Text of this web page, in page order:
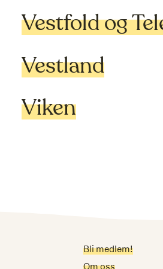
Vestfold og
Vestland
Viken
Bli medlem!
Om oss